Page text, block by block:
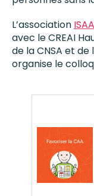
L’association
avec le CREAI
de la CNSA et
organise le